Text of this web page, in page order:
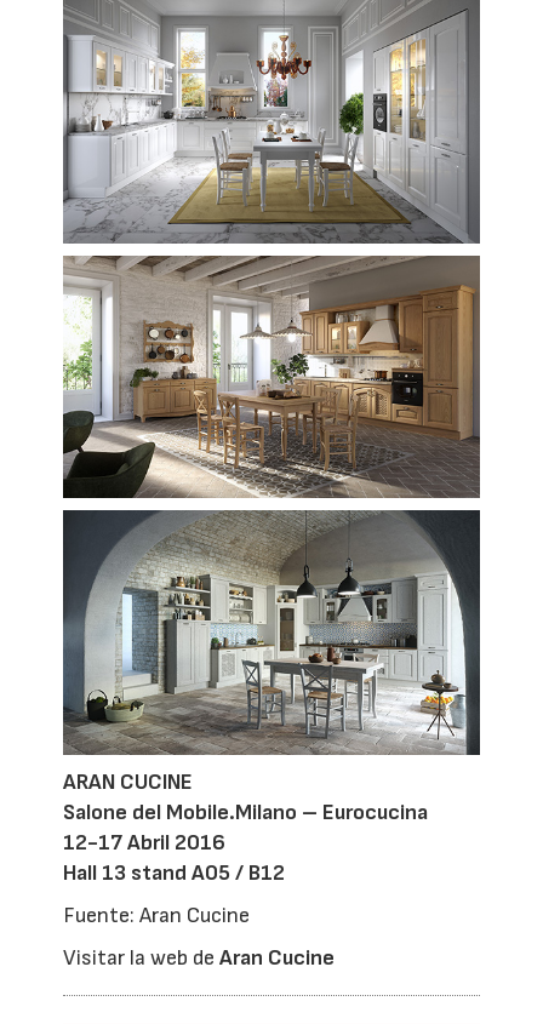
ARAN CUCINE
Salone del Mobile.Milano – Eurocucina
12-17 Abril 2016
Hall 13 stand A05 / B12
Fuente: Aran Cucine
Visitar la web deAran Cucine